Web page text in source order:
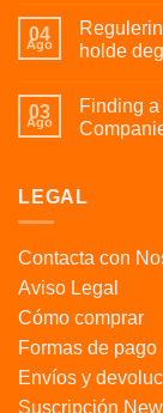
04
Ago
holde
03
Ago
Finding
LEGAL
Contacta con
Aviso Legal
Cómo comprar
Formas de pago
Envíos y
Suscripción